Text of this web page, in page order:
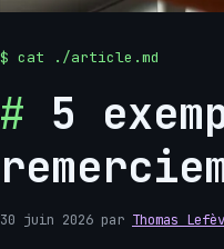
5
30 juin 2026 par Thomas